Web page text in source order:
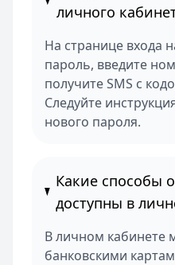
личного
На странице входа
пароль, введите
получите SMS с
Следуйте
нового пароля.
Какие способы
доступны в
В личном кабинете
банковскими